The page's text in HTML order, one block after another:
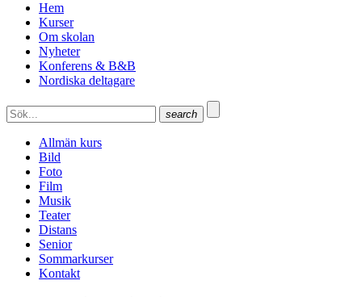
Hem
Kurser
Om skolan
Nyheter
Konferens & B&B
Nordiska deltagare
search
Allmän kurs
Bild
Foto
Film
Musik
Teater
Distans
Senior
Sommarkurser
Kontakt